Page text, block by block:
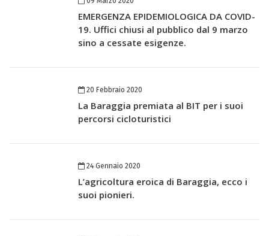
EMERGENZA EPIDEMIOLOGICA DA COVID-
19. Uffici chiusi al pubblico dal 9 marzo
sino a cessate esigenze.
20 Febbraio 2020
La Baraggia premiata al BIT per i suoi
percorsi cicloturistici
24 Gennaio 2020
L’agricoltura eroica di Baraggia, ecco i
suoi pionieri.